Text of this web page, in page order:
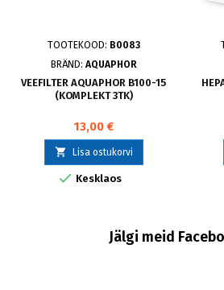
TOOTEKOOD: B0083
BRÄND: AQUAPHOR
VEEFILTER AQUAPHOR B100-15
(KOMPLEKT 3TK)
13,00 €
 Lisa ostukorvi
 Kesklaos
Jälgi meid